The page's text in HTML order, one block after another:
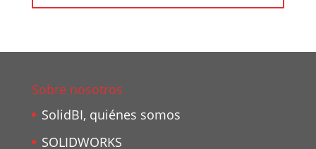
Sobre nosotros
SolidBI, quiénes somos
SOLIDWORKS